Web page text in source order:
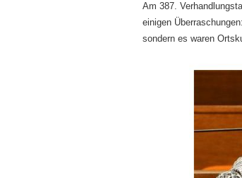
Am 387.
einigen
sondern es waren